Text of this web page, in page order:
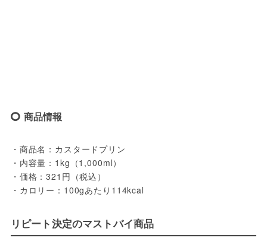
商品情報
・商品名：カスタードプリン
・内容量：1kg（1,000ml）
・価格：321円（税込）
・カロリー：100gあたり114kcal
リピート決定のマストバイ商品